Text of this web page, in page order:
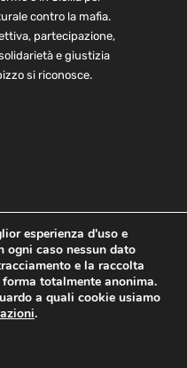
contro la mafia.
partecipazione,
e giustizia
si riconosce.
Contatti
Protection Policy
i diritti riservati | Sede
esperienza d'uso e
ogni caso nessun dato
e la raccolta
totalmente anonima.
a quali cookie usiamo
.